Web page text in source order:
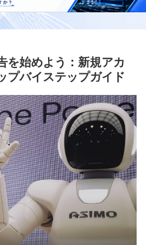
を始めよう：新規アカ
プバイステップガイド